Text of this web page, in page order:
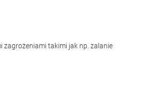
zagrożeniami takimi jak np. zalanie